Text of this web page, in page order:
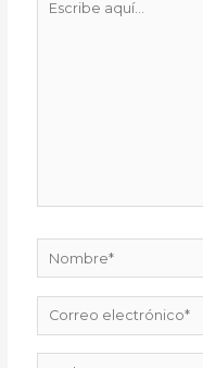
Nombre*
Correo
electrónico*
Web